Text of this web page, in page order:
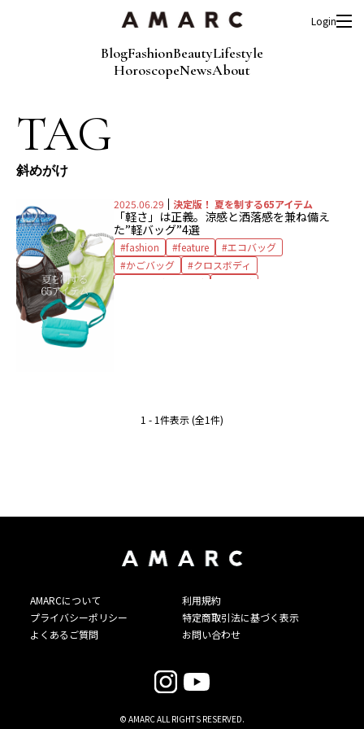
BlogFashionBeautyLifestyle
HoroscopeNewsAbout
Login
TAG
斜めがけ
2025.06.29 決定版！ 夏を制する65アイテム
「軽さ」は正義。 涼感と洒落感を兼ね備え
た”軽バッグ”4選
fashion feature
エコバッグ
かごバッグ
クロスボディ
ショルダーバッグ
バッグ
1 - 1件表示 (全1件)
AMARCについて
利用規約
プライバシーポリシー
特定商取引法に基づく表示
よくあるご質問
お問い合わせ
© AMARC ALL RIGHTS RESERVED.